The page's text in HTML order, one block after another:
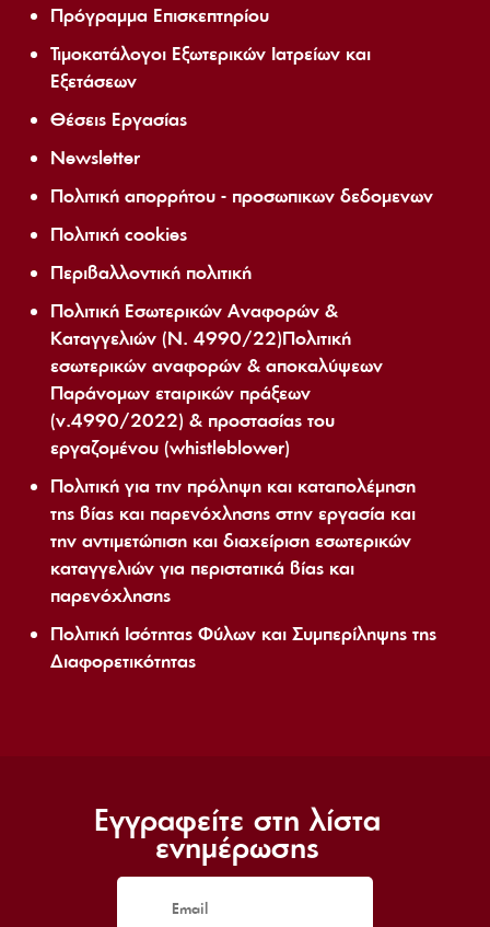
Πρόγραμμα Επισκεπτηρίου
Τιμοκατάλογοι Εξωτερικών Ιατρείων και
Εξετάσεων
Θέσεις Εργασίας
Newsletter
Πολιτική απορρήτου - προσωπικων δεδομενων
Πολιτική cookies
Περιβαλλοντική πολιτική
Πολιτική Εσωτερικών Αναφορών &
Καταγγελιών (Ν. 4990/22)Πολιτική
εσωτερικών αναφορών & αποκαλύψεων
Παράνομων εταιρικών πράξεων
(ν.4990/2022) & προστασίας του
εργαζομένου (whistleblower)
Πολιτική για την πρόληψη και καταπολέμηση
της βίας και παρενόχλησης στην εργασία και
την αντιμετώπιση και διαχείριση εσωτερικών
καταγγελιών για περιστατικά βίας και
παρενόχλησης
Πολιτική Ισότητας Φύλων και Συμπερίληψης της
Διαφορετικότητας
Εγγραφείτε στη λίστα
ενημέρωσης